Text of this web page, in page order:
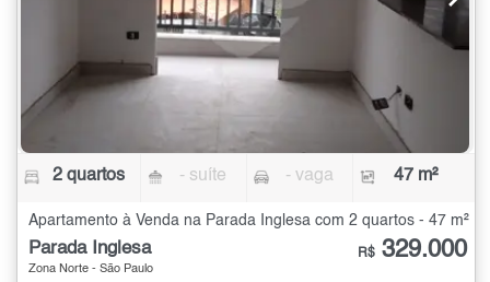
2 quartos - suíte - vaga 47 m²
Apartamento à Venda na Parada Inglesa com 2 quartos - 47 m²
Parada Inglesa
Zona Norte - São Paulo
R$ 329.000